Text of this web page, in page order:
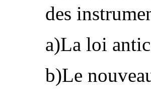
des
a)La loi
b)Le